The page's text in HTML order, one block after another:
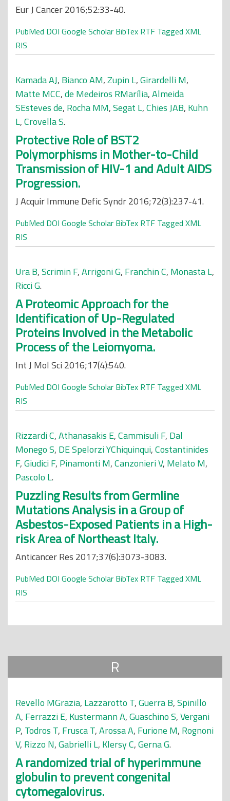
Eur J Cancer 2016;52:33-40.
PubMed DOI Google Scholar BibTex RTF Tagged XML
RIS
Kamada AJ, Bianco AM,Zupin L,Girardelli M,
Matte MCC,de Medeiros RMarília,Almeida
SEsteves de, Rocha MM,Segat L,Chies JAB, Kuhn
L,Crovella S.
Protective Role of BST2
Polymorphisms in Mother-to-Child
Transmission of HIV-1 and Adult AIDS
Progression.
J Acquir Immune Defic Syndr 2016;72(3):237-41.
PubMed DOI Google Scholar BibTex RTF Tagged XML
RIS
Ura B,Scrimin F,Arrigoni G, Franchin C, Monasta L,
Ricci G.
A Proteomic Approach for the
Identification of Up-Regulated
Proteins Involved in the Metabolic
Process of the Leiomyoma.
Int J Mol Sci 2016;17(4):540.
PubMed DOI Google Scholar BibTex RTF Tagged XML
RIS
Rizzardi C,Athanasakis E,Cammisuli F, Dal
Monego S, DE Spelorzi YChiquinqui,Costantinides
F,Giudici F, Pinamonti M,Canzonieri V, Melato M,
Pascolo L.
Puzzling Results from Germline
Mutations Analysis in a Group of
Asbestos-Exposed Patients in a High-
risk Area of Northeast Italy.
Anticancer Res 2017;37(6):3073-3083.
PubMed DOI Google Scholar BibTex RTF Tagged XML
RIS
R
Revello MGrazia, Lazzarotto T,Guerra B,Spinillo
A, Ferrazzi E, Kustermann A,Guaschino S,Vergani
P, Todros T, Frusca T,Arossa A, Furione M, Rognoni
V, Rizzo N,Gabrielli L, Klersy C,Gerna G.
A randomized trial of hyperimmune
globulin to prevent congenital
cytomegalovirus.